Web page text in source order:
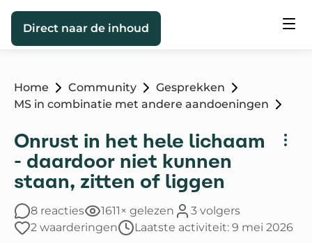
Direct naar de inhoud
Home Community
Gesprekken
MS in combinatie met andere aandoeningen
Onrust in het hele lichaam
- daardoor niet kunnen
staan, zitten of liggen
8 reacties 1611× gelezen
3 volgers
2 waarderingen
Laatste activiteit: 9 mei 2026